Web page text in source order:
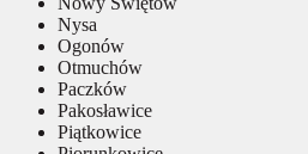
Nysa
Ogonów
Otmuchów
Paczków
Pakosławice
Piątkowice